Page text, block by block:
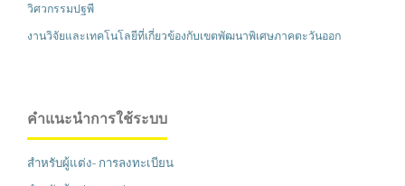
วิศวกรรมปฐพี
งานวิจัยและเทคโนโลยีที่เกี่ยวข้องกับเขตพัฒนาพิเศษภาคตะวันออก
คำแนะนำการใช้ระบบ
สำหรับผู้แต่ง- การลงทะเบียน